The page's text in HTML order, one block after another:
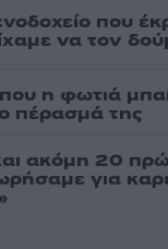
που
να τον
η φωτιά
πέρασμά της
ακόμη 20
για